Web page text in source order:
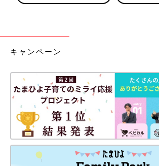
キャンペーン